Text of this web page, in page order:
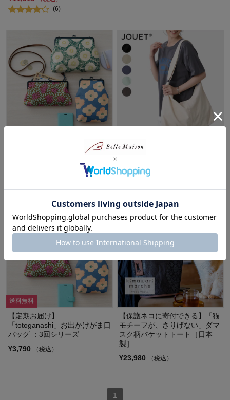
(6)
「totoganashi」お出かけがま口
ライトキャンバスショルダーバ
ジョエット/JOUET
送料無料
【定期お届け】
「totoganashi」お出かけがま口
バッグ ：3回シリーズ
¥3,790
（税込）
【保護ネコに寄付できる】「猫
モチーフが、さりげない」ダマ
スク柄バケットトート［日本
製］
¥23,980
（税込）
1